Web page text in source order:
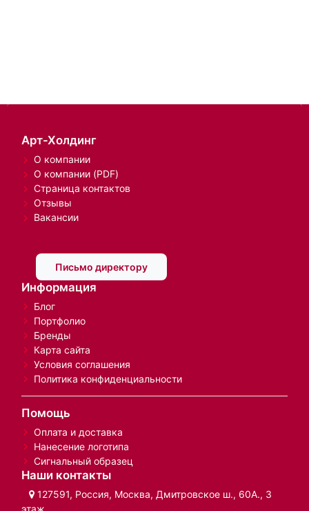
Арт-Холдинг
О компании
О компании (PDF)
Страница контактов
Отзывы
Вакансии
Письмо директору
Информация
Блог
Портфолио
Бренды
Карта сайта
Условия соглашения
Политика конфиденциальности
Помощь
Оплата и доставка
Нанесение логотипа
Сигнальный образец
Наши контакты
127591, Россия, Москва, Дмитровское ш., 60А., 3
этаж.